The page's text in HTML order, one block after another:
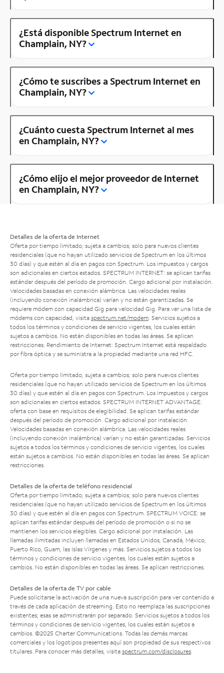
¿Está disponible Spectrum Internet en
Champlain, NY?
¿Cómo te suscribes a Spectrum Internet en
Champlain, NY?
¿Cuánto cuesta Spectrum Internet al mes
en Champlain, NY?
¿Cómo elijo el mejor proveedor de Internet
en Champlain, NY?
Detalles de la oferta de Internet
Oferta por tiempo limitado; sujeta a cambios; solo para nuevos clientes
residenciales (que no hayan utilizado servicios de Spectrum en los últimos
30 días) y que estén al día en pagos con Spectrum. Los impuestos y cargos
son adicionales en ciertos estados. SPECTRUM INTERNET: se aplican tarifas
estándar después del período de promoción. Cargo adicional por instalación.
Velocidades basadas en conexión alámbrica. Las velocidades reales
(incluyendo conexión inalámbrica) varían y no están garantizadas. Se
requiere módem con capacidad Gig para velocidad Gig. Para ver una lista de
módems con capacidad, visita spectrum.net/modem . Servicios sujetos a
todos los términos y condiciones de servicio vigentes, los cuales están
sujetos a cambios. No están disponibles en todas las áreas. Se aplican
restricciones. Rendimiento de Internet: Spectrum Internet está respaldado
por fibra óptica y se suministra a la propiedad mediante una red HFC.
Oferta por tiempo limitado; sujeta a cambios; solo para nuevos clientes
residenciales (que no hayan utilizado servicios de Spectrum en los últimos
30 días) y que estén al día en pagos con Spectrum. Los impuestos y cargos
son adicionales en ciertos estados. SPECTRUM INTERNET ADVANTAGE:
oferta con base en requisitos de elegibilidad. Se aplican tarifas estándar
después del período de promoción. Cargo adicional por instalación.
Velocidades basadas en conexión alámbrica. Las velocidades reales
(incluyendo conexión inalámbrica) varían y no están garantizadas. Servicios
sujetos a todos los términos y condiciones de servicio vigentes, los cuales
están sujetos a cambios. No están disponibles en todas las áreas. Se aplican
restricciones.
Detalles de la oferta de teléfono residencial
Oferta por tiempo limitado; sujeta a cambios; solo para nuevos clientes
residenciales (que no hayan utilizado servicios de Spectrum en los últimos
30 días) y que estén al día en pagos con Spectrum. SPECTRUM VOICE: se
aplican tarifas estándar después del período de promoción o si no se
mantienen los servicios elegibles. Cargo adicional por instalación. Las
llamadas ilimitadas incluyen llamadas en Estados Unidos, Canadá, México,
Puerto Rico, Guam, las Islas Vírgenes y más. Servicios sujetos a todos los
términos y condiciones de servicio vigentes, los cuales están sujetos a
cambios. No están disponibles en todas las áreas. Se aplican restricciones.
Detalles de la oferta de TV por cable
Puede solicitarse la activación de una nueva suscripción para ver contenido a
través de cada aplicación de streaming. Esto no reemplaza las suscripciones
existentes; esas se administrarán por separado. Servicios sujetos a todos los
términos y condiciones de servicio vigentes, los cuales están sujetos a
cambios. ©2025 Charter Communications. Todas las demás marcas
comerciales y los logotipos presentes aquí son propiedad de sus respectivos
titulares. Para conocer más detalles, visita spectrum.com/disclosures